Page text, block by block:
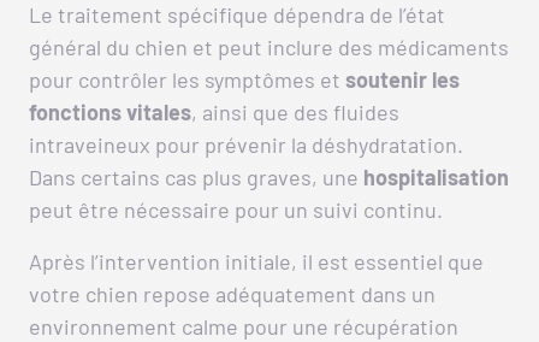
Le traitement spécifique dépendra de l’état
général du chien et peut inclure des médicaments
pour contrôler les symptômes et soutenir les
fonctions vitales, ainsi que des fluides
intraveineux pour prévenir la déshydratation.
Dans certains cas plus graves, une hospitalisation
peut être nécessaire pour un suivi continu.
Après l’intervention initiale, il est essentiel que
votre chien repose adéquatement dans un
environnement calme pour une récupération